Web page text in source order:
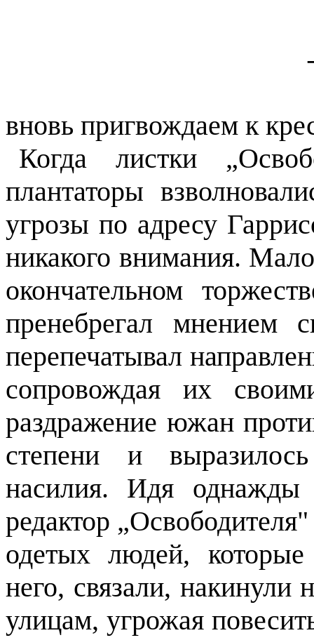
вновь пригвождаем к
Когда листки
плантаторы
угрозы по адресу
никакого внимания.
окончательном
пренебрегал мнением
перепечатывал
сопровождая их
раздражение южан
степени и
насилия. Идя однажды
редактор
одетых людей,
него, связали,
улицам, угрожая